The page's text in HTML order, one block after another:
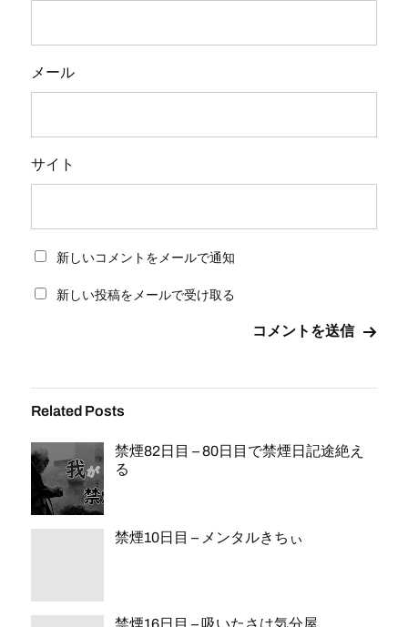
メール
サイト
新しいコメントをメールで通知
新しい投稿をメールで受け取る
Related Posts
禁煙82日目 – 80日目で禁煙日記途絶え
る
禁煙10日目 – メンタルきちぃ